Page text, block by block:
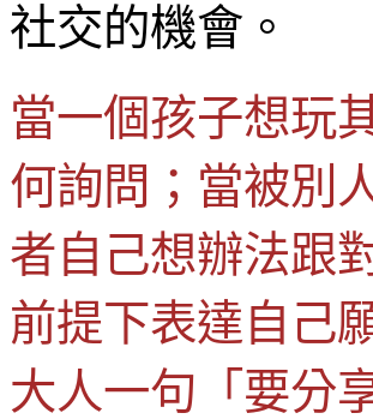
社交的機會。
當一個孩子想玩
何詢問；當被別
者自己想辦法跟
前提下表達自己
大人一句「要分